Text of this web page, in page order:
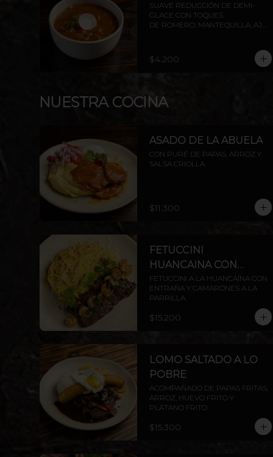
SUAVE REDUCCIÓN DE DEMI-
GLACE CON TOQUES
DE ROMERO, MANTEQUILLA, AJO,
$4.200
NUESTRA COCINA
ASADO DE LA ABUELA
CON PURÉ DE PAPAS, ARROZ Y
SALSA CRIOLLA.
$11.300
FETUCCINI
HUANCAINA CON
ENTRAÑA
FETUCCINI A LA HUANCAÍNA CON
ENTRAÑA Y CAMARONES A LA
PARRILLA
$15.200
LOMO SALTADO A LO
POBRE
ACOMPAÑADO DE PAPAS FRITAS,
ARROZ, HUEVO FRITO Y
PLÁTANO FRITO.
$15.300